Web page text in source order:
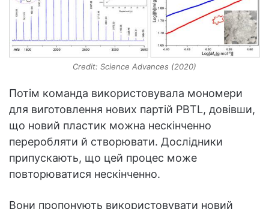
Credit: Science Advances (2020)
Потім команда використовувала мономери
для виготовлення нових партій PBTL, довівши,
що новий пластик можна нескінченно
переробляти й створювати. Дослідники
припускають, що цей процес може
повторюватися нескінченно.
Вони пропонують використовувати новий